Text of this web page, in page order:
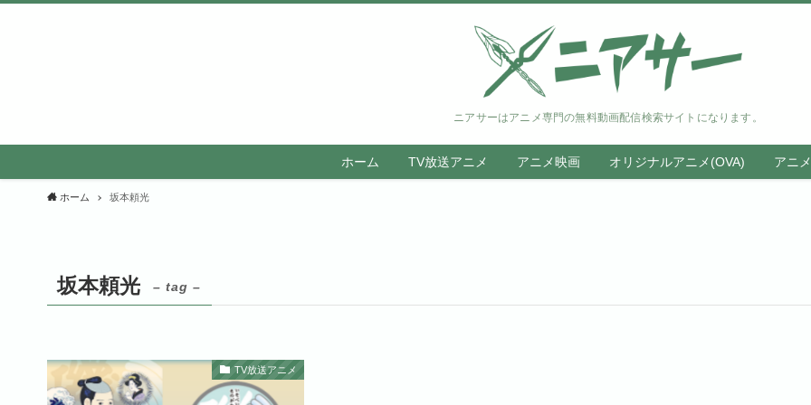
ニアサーはアニメ専門の無料動画配信検索サイトになります。
ホーム TV放送アニメ アニメ映画 オリジナルアニメ(OVA) アニ
ホーム 坂本頼光
坂本頼光 – tag –
TV放送アニメ